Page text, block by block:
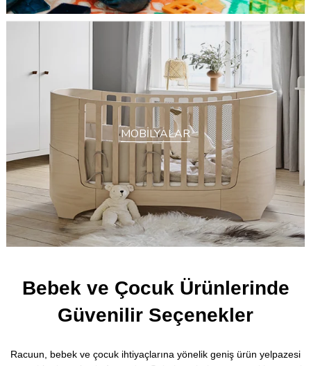
MOBİLYALAR
Bebek ve Çocuk Ürünlerinde
Güvenilir Seçenekler
Racuun, bebek ve çocuk ihtiyaçlarına yönelik geniş ürün yelpazesi